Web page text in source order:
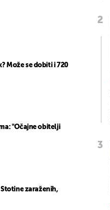
Može se dobiti i 720
"Očajne obitelji
zaraženih,